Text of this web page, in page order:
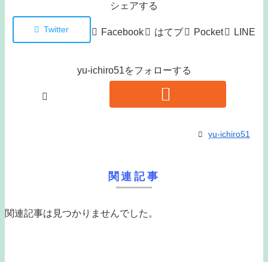
シェアする
Twitter Facebook はてブ Pocket LINE
yu-ichiro51をフォローする
yu-ichiro51
関連記事
関連記事は見つかりませんでした。